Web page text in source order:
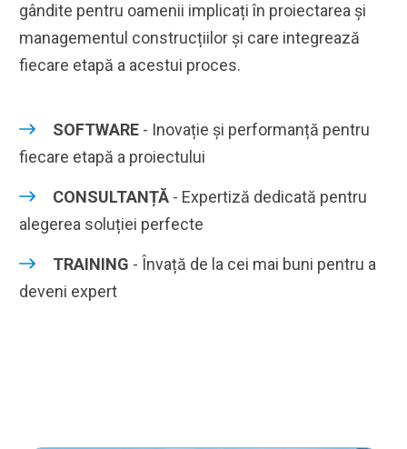
gândite pentru oamenii implicați în proiectarea și
managementul construcțiilor și care integrează
fiecare etapă a acestui proces.
SOFTWARE- Inovație și performanță pentru
fiecare etapă a proiectului
CONSULTANȚĂ- Expertiză dedicată pentru
alegerea soluției perfecte
TRAINING - Învață de la cei mai buni pentru a
deveni expert